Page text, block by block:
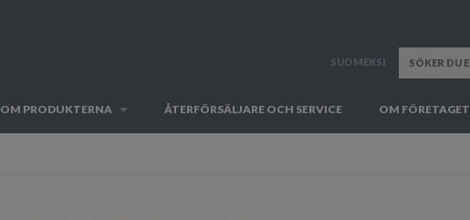
SUOMEKSI
OM PRODUKTERNA ÅTERFÖRSÄLJARE OCH SERVICE OM FÖRETAGET